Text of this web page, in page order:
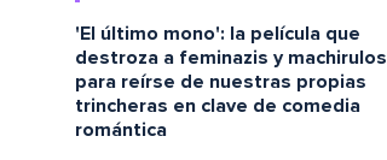
'El último mono': la película que
destroza a feminazis y machirulos
para reírse de nuestras propias
trincheras en clave de comedia
romántica